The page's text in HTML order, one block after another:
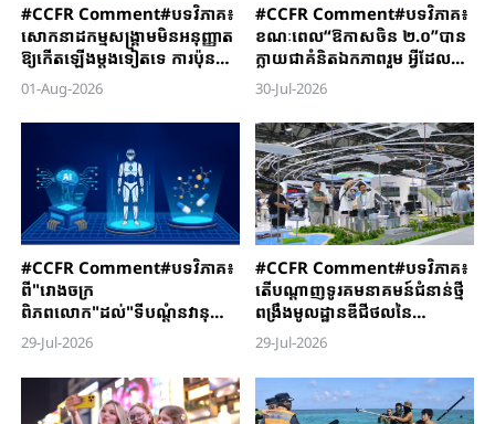
#CCFR ​Comment#បទវិភាគ​៖
សោកនាដកម្ម​សង្គ្រាម​មិនអនុញ្ញាត​
ឱ្យកើតឡើង​ម្តងទៀត​ទេ​ ការប៉ុនប៉ង​
ចង់ធ្វើឱ្យ​​យោធានិយម​រស់ឡើងវិញ​
មុខជានឹង​ទទួល​បរាជ័យជាក់​ជា​មិន​
ខា​ន​
01-Aug-2026
#CCFR Comment#បទវិភាគ៖
ខណៈពេល“ឱកាសចិន ២.០”បាន
ក្លាយជាគំនិតឯកភាពរួម អ្វីដែល
ហៅថា“អតិរេកផលិតកម្ម”គ្រាន់តែ
ជាការព្រួយបារម្ភខាងនយោបាយ
ប៉ុណ្ណោះ
30-Jul-2026
#CCFR Comment#បទវិភាគ៖
ពី"រោងចក្រ
ពិភពលោក"ដល់"ទីបណ្តុំនវានុ
វត្តន៍សកល" តើ"ផលិតផលថ្មីបំផុត
ចំនួនបី"បង្កើតជាថ្មីឡើងវិញនូវ
មូលដ្ឋានគ្រឹះនៃពាណិជ្ជកម្មអន្តរជាតិ
របស់ប្រទេសចិនតាមរបៀបណា
29-Jul-2026
#CCFR Comment#បទវិភាគ៖
តើបណ្តាញទូរគមនាគមន៍ជំនាន់ថ្មី
ពង្រឹងមូលដ្ឋានឌីជីថលនៃ
“ផែនការអភិវឌ្ឍន៍ជាតិ៥ឆ្នាំទី១៥
”តាមរបៀបណា
29-Jul-2026